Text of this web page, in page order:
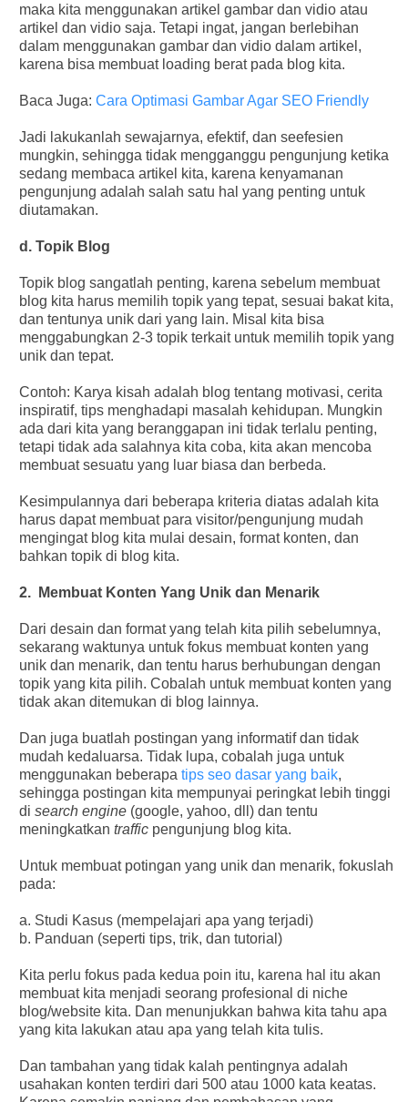
maka kita menggunakan artikel gambar dan vidio atau
artikel dan vidio saja. Tetapi ingat, jangan berlebihan
dalam menggunakan gambar dan vidio dalam artikel,
karena bisa membuat loading berat pada blog kita.
Baca Juga: Cara Optimasi Gambar Agar SEO Friendly
Jadi lakukanlah sewajarnya, efektif, dan seefesien
mungkin, sehingga tidak mengganggu pengunjung ketika
sedang membaca artikel kita, karena kenyamanan
pengunjung adalah salah satu hal yang penting untuk
diutamakan.
d. Topik Blog
Topik blog sangatlah penting, karena sebelum membuat
blog kita harus memilih topik yang tepat, sesuai bakat kita,
dan tentunya unik dari yang lain. Misal kita bisa
menggabungkan 2-3 topik terkait untuk memilih topik yang
unik dan tepat.
Contoh: Karya kisah adalah blog tentang motivasi, cerita
inspiratif, tips menghadapi masalah kehidupan. Mungkin
ada dari kita yang beranggapan ini tidak terlalu penting,
tetapi tidak ada salahnya kita coba, kita akan mencoba
membuat sesuatu yang luar biasa dan berbeda.
Kesimpulannya dari beberapa kriteria diatas adalah kita
harus dapat membuat para visitor/pengunjung mudah
mengingat blog kita mulai desain, format konten, dan
bahkan topik di blog kita.
2. Membuat Konten Yang Unik dan Menarik
Dari desain dan format yang telah kita pilih sebelumnya,
sekarang waktunya untuk fokus membuat konten yang
unik dan menarik, dan tentu harus berhubungan dengan
topik yang kita pilih. Cobalah untuk membuat konten yang
tidak akan ditemukan di blog lainnya.
Dan juga buatlah postingan yang informatif dan tidak
mudah kedaluarsa. Tidak lupa, cobalah juga untuk
menggunakan beberapa tips seo dasar yang baik,
sehingga postingan kita mempunyai peringkat lebih tinggi
di search engine(google, yahoo, dll) dan tentu
meningkatkan trafficpengunjung blog kita.
Untuk membuat potingan yang unik dan menarik, fokuslah
pada:
a. Studi Kasus (mempelajari apa yang terjadi)
b. Panduan (seperti tips, trik, dan tutorial)
Kita perlu fokus pada kedua poin itu, karena hal itu akan
membuat kita menjadi seorang profesional di niche
blog/website kita. Dan menunjukkan bahwa kita tahu apa
yang kita lakukan atau apa yang telah kita tulis.
Dan tambahan yang tidak kalah pentingnya adalah
usahakan konten terdiri dari 500 atau 1000 kata keatas.